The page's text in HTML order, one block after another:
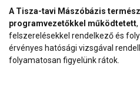
A Tisza-tavi Mászóbázis
programvezetőkkel működtetett
felszerelésekkel rendelkező és
érvényes hatósági vizsgával
folyamatosan figyelünk rátok.